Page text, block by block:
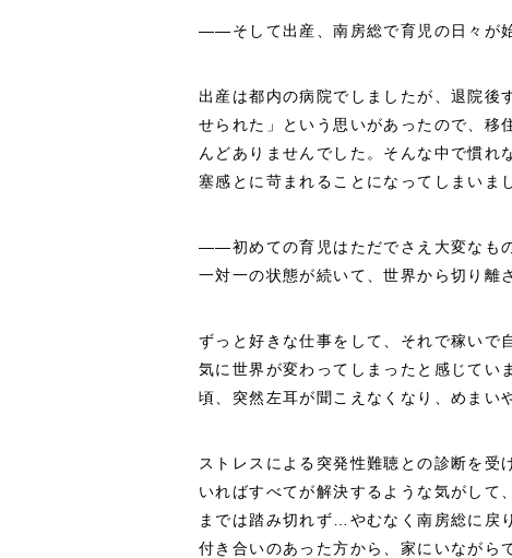
――そして出産、南房総で育児の日々が
出産は都内の病院でしましたが、退院後
せられた」という思いがあったので、移
んどありませんでした。そんな中で慣れ
塞感とに苛まれることになってしまいま
――初めての育児はただでさえ大変なも
一対一の状態が続いて、世界から切り離
ずっと好きな仕事をして、それで稼いで
気に世界が変わってしまったと感じてい
頃、突然左耳が聞こえなくなり、めまい
ストレスによる突発性難聴との診断を受
いればすべてが解決するような気がして
までは踏み切れず…やむなく南房総に戻
付き合いのあった方から、家にいながら